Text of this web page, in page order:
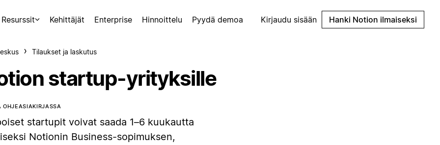
Resurssit Kehittäjät Enterprise Hinnoittelu Pyydä demoa Kirjaudu sisään Hanki Notion ilmaiseksi
Tilaukset ja laskutus
startup-yrityksille
OHJEASIAKIRJASSA
startupit voivat saada 1–6 kuukautta
Notionin Business-sopimuksen,